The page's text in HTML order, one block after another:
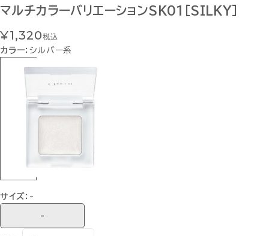
マルチカラーバリエーションSK01[SILKY]
¥1,320税込
カラー：シルバー系
サイズ： -
-